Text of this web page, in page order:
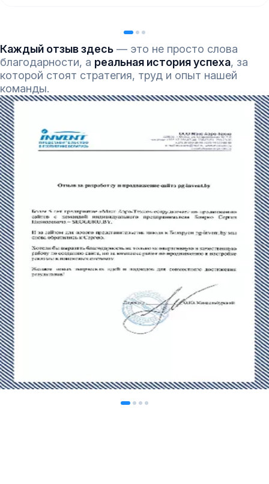
Каждый отзыв здесь — это не просто слова
благодарности, а реальная история успеха, за
которой стоят стратегия, труд и опыт нашей
команды.